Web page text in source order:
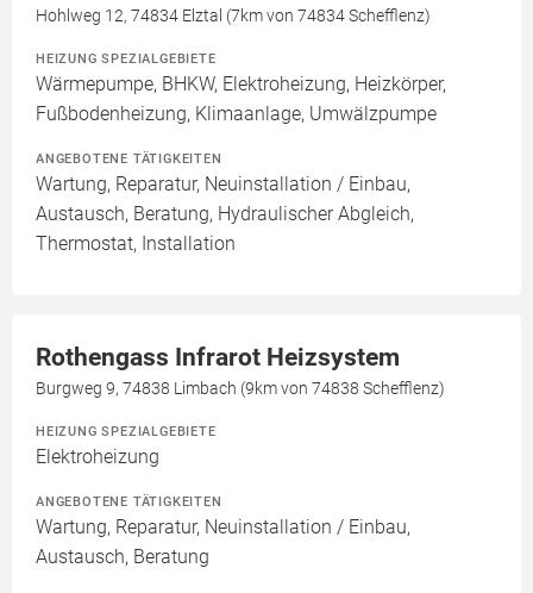
Hohlweg 12, 74834 Elztal (7km von 74834 Schefflenz)
HEIZUNG SPEZIALGEBIETE
Wärmepumpe, BHKW, Elektroheizung, Heizkörper,
Fußbodenheizung, Klimaanlage, Umwälzpumpe
ANGEBOTENE TÄTIGKEITEN
Wartung, Reparatur, Neuinstallation / Einbau,
Austausch, Beratung, Hydraulischer Abgleich,
Thermostat, Installation
Rothengass Infrarot Heizsystem
Burgweg 9, 74838 Limbach (9km von 74838 Schefflenz)
HEIZUNG SPEZIALGEBIETE
Elektroheizung
ANGEBOTENE TÄTIGKEITEN
Wartung, Reparatur, Neuinstallation / Einbau,
Austausch, Beratung